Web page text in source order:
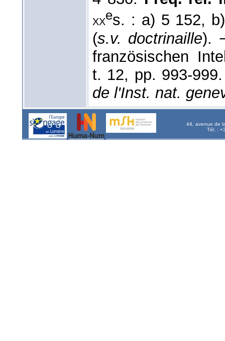
xxes. : a) 5 152,
(s.v. doctrinaille).
französischen
t. 12, pp. 993-
de l'Inst. nat.
44, avenue de
Tél. :